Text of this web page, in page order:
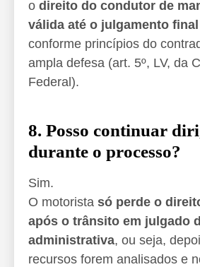
o direito do condutor de
válida até o julgamento
conforme princípios do
ampla defesa (art. 5º, LV, da
Federal).
8. Posso continuar
durante o processo?
Sim.
O motorista só perde o
após o trânsito em julgado
administrativa, ou seja,
recursos forem analisados e